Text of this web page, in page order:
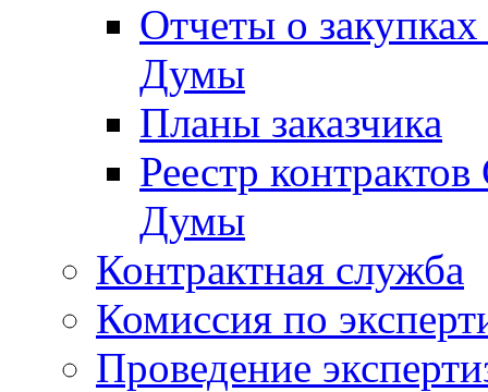
Отчеты о
Думы
Планы заказчика
Реестр
Думы
Контрактная служба
Комиссия по
Проведение